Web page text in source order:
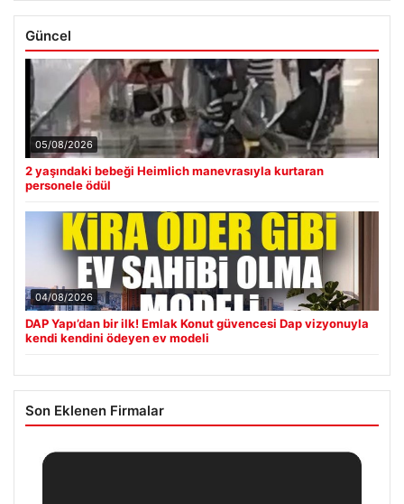
Güncel
05/08/2026
2 yaşındaki bebeği Heimlich manevrasıyla kurtaran
personele ödül
04/08/2026
DAP Yapı’dan bir ilk! Emlak Konut güvencesi Dap vizyonuyla
kendi kendini ödeyen ev modeli
Son Eklenen Firmalar